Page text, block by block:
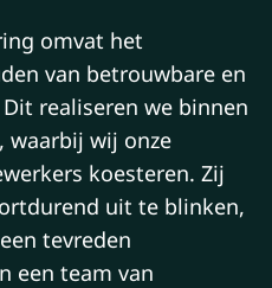
omvat het
van betrouwbare en
realiseren we binnen
waarbij wij onze
koesteren. Zij
uit te blinken,
tevreden
een team van